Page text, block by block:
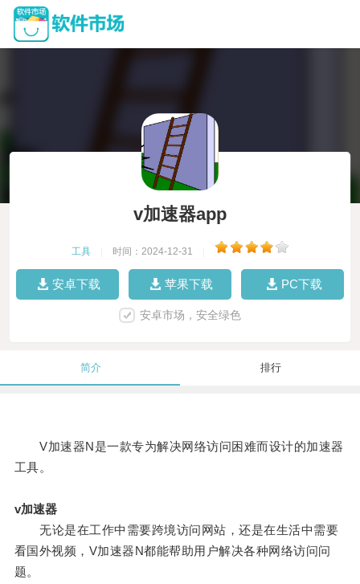
v加速器app
工具 时间：2024-12-31
安卓下载 苹果下载 PC下载
安卓市场，安全绿色
简介 排行
V加速器N是一款专为解决网络访问困难而设计的加速器
工具。
v加速器
无论是在工作中需要跨境访问网站，还是在生活中需要
看国外视频，V加速器N都能帮助用户解决各种网络访问问
题。